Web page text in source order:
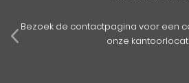
Bezoek de contactpagina voor een
onze